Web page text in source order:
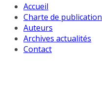
Accueil
Charte de publication
Auteurs
Archives actualités
Contact